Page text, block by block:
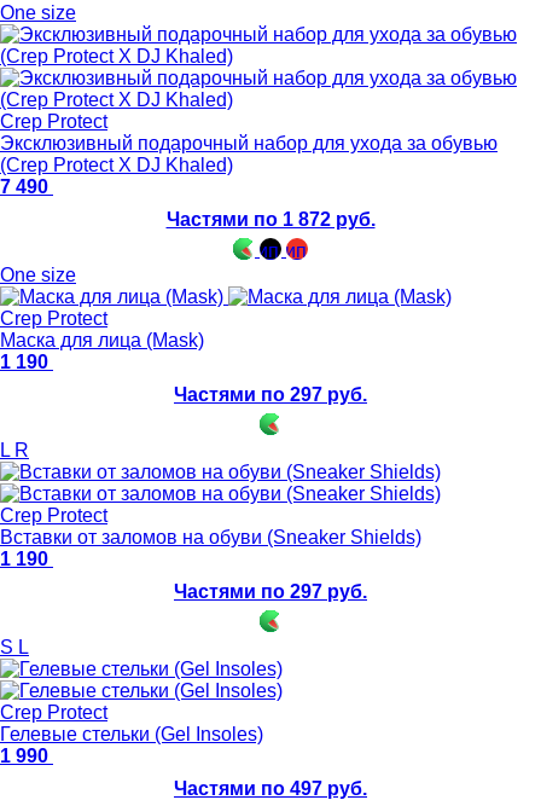
One size
Crep Protect
Эксклюзивный подарочный набор для ухода за обувью
(Crep Protect X DJ Khaled)
7 490
Частями по 1 872 руб.
One size
Crep Protect
Маска для лица (Mask)
1 190
Частями по 297 руб.
L R
Crep Protect
Вставки от заломов на обуви (Sneaker Shields)
1 190
Частями по 297 руб.
S L
Crep Protect
Гелевые стельки (Gel Insoles)
1 990
Частями по 497 руб.